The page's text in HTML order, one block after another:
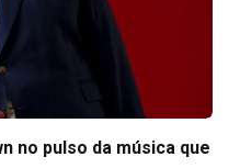
no pulso da música que